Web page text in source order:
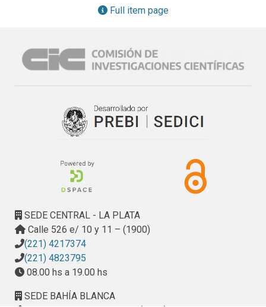
y escrita de textos; y el otro grupo (GC) recibía la
repetidas de todas las variables para evaluar el impacto del
programa en el grupo experimental. Los resultados
las variables consideradas, habiendo partido de iguales
condiciones en ambos grupos y con un 30% de diferencia
en el desempeño de los niños, a favor del grupo
Full item page
SEDE CENTRAL - LA PLATA
Calle 526 e/ 10 y 11 – (1900)
(221) 4217374
(221) 4823795
08.00 hs a 19.00 hs
SEDE BAHÍA BLANCA